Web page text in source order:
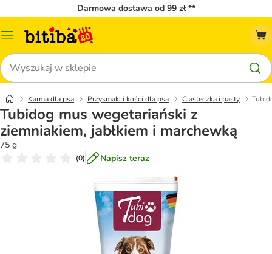
Darmowa dostawa od 99 zł **
Menu
Szukaj
Karma dla psa Przysmaki i kości dla psa Ciasteczka i pasty
Tubidog mus wegetariański z
ziemniakiem, jabłkiem i marchewką
75 g
(0) Napisz teraz